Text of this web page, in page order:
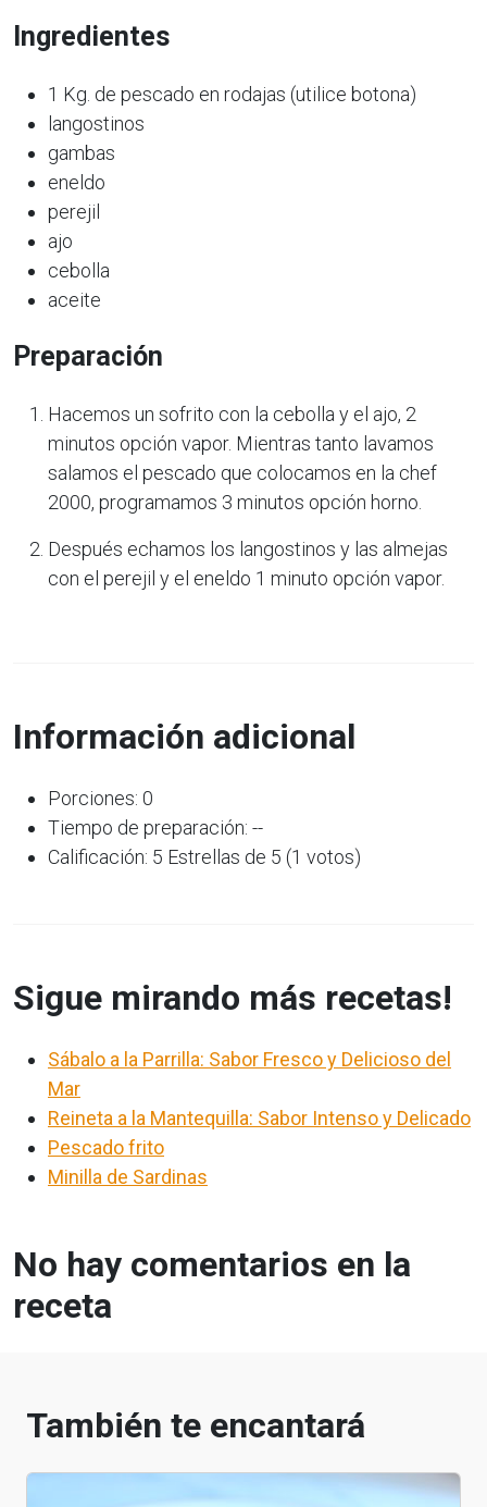
Ingredientes
1 Kg. de pescado en rodajas (utilice botona)
langostinos
gambas
eneldo
perejil
ajo
cebolla
aceite
Preparación
Hacemos un sofrito con la cebolla y el ajo, 2
minutos opción vapor. Mientras tanto lavamos
salamos el pescado que colocamos en la chef
2000, programamos 3 minutos opción horno.
Después echamos los langostinos y las almejas
con el perejil y el eneldo 1 minuto opción vapor.
Información adicional
Porciones: 0
Tiempo de preparación: --
Calificación: 5 Estrellas de 5 (1 votos)
Sigue mirando más recetas!
Sábalo a la Parrilla: Sabor Fresco y Delicioso del
Mar
Reineta a la Mantequilla: Sabor Intenso y Delicado
Pescado frito
Minilla de Sardinas
No hay comentarios en la
receta
También te encantará